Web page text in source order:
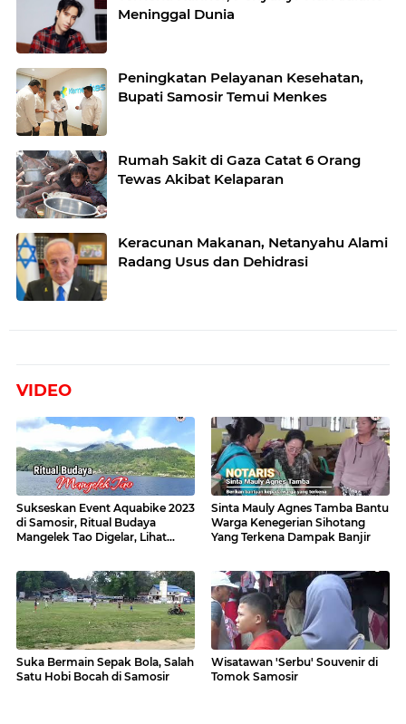
Meninggal Dunia
Peningkatan Pelayanan Kesehatan,
Bupati Samosir Temui Menkes
Rumah Sakit di Gaza Catat 6 Orang
Tewas Akibat Kelaparan
Keracunan Makanan, Netanyahu Alami
Radang Usus dan Dehidrasi
VIDEO
Sukseskan Event Aquabike 2023
di Samosir, Ritual Budaya
Mangelek Tao Digelar, Lihat
Sinta Mauly Agnes Tamba Bantu
Warga Kenegerian Sihotang
Yang Terkena Dampak Banjir
Suka Bermain Sepak Bola, Salah
Satu Hobi Bocah di Samosir
Wisatawan 'Serbu' Souvenir di
Tomok Samosir